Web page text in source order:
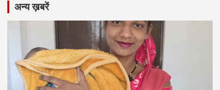
अन्य ख़बरें